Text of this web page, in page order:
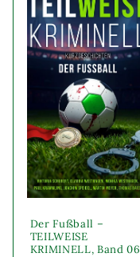
Der Fußball –
TEILWEISE
KRIMINELL, Band 06